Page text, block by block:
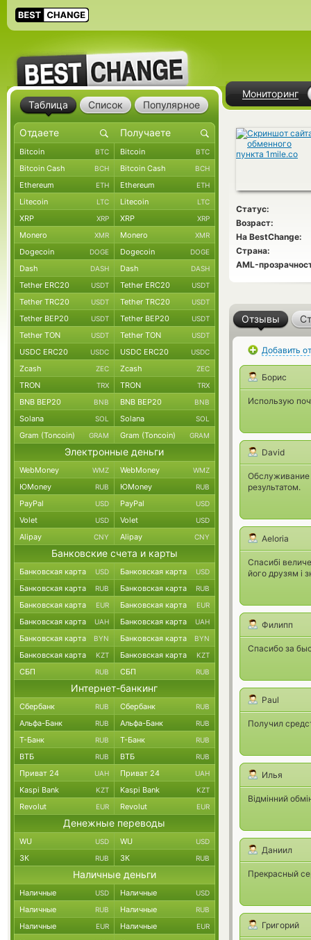
Мониторинг
Статус:
Возраст:
На BestChange:
Страна:
AML-
Отзывы
Добавить
Борис
Использую
David
Обслуживание
результатом.
Aeloria
Спасибі
його друзям і
Филипп
Спасибо за
Paul
Получил
Илья
Відмінний
Даниил
Прекрасный
Григорий
Таблица Список Популярное
Bitcoin BTC Bitcoin BTC
Bitcoin Cash BCH Bitcoin Cash BCH
Ethereum ETH Ethereum ETH
Litecoin LTC Litecoin LTC
XRP XRP XRP XRP
Monero XMR Monero XMR
Dogecoin DOGE Dogecoin DOGE
Dash DASH Dash DASH
Tether ERC20 USDT Tether ERC20 USDT
Tether TRC20 USDT Tether TRC20 USDT
Tether BEP20 USDT Tether BEP20 USDT
Tether TON USDT Tether TON USDT
USDC ERC20 USDC USDC ERC20 USDC
Zcash ZEC Zcash ZEC
TRON TRX TRON TRX
BNB BEP20 BNB BNB BEP20 BNB
Solana SOL Solana SOL
Gram (Toncoin) GRAM Gram (Toncoin) GRAM
Электронные деньги
WebMoney WMZ WebMoney WMZ
ЮMoney RUB ЮMoney RUB
PayPal USD PayPal USD
Volet USD Volet USD
Alipay CNY Alipay CNY
Банковские счета и карты
Банковская карта USD Банковская карта USD
Банковская карта RUB Банковская карта RUB
Банковская карта EUR Банковская карта EUR
Банковская карта UAH Банковская карта UAH
Банковская карта BYN Банковская карта BYN
Банковская карта KZT Банковская карта KZT
СБП RUB СБП RUB
Интернет-банкинг
Сбербанк RUB Сбербанк RUB
Альфа-Банк RUB Альфа-Банк RUB
Т-Банк RUB Т-Банк RUB
ВТБ RUB ВТБ RUB
Приват 24 UAH Приват 24 UAH
Kaspi Bank KZT Kaspi Bank KZT
Revolut EUR Revolut EUR
Денежные переводы
WU USD WU USD
ЗК RUB ЗК RUB
Наличные деньги
Наличные USD Наличные USD
Наличные RUB Наличные RUB
Наличные EUR Наличные EUR